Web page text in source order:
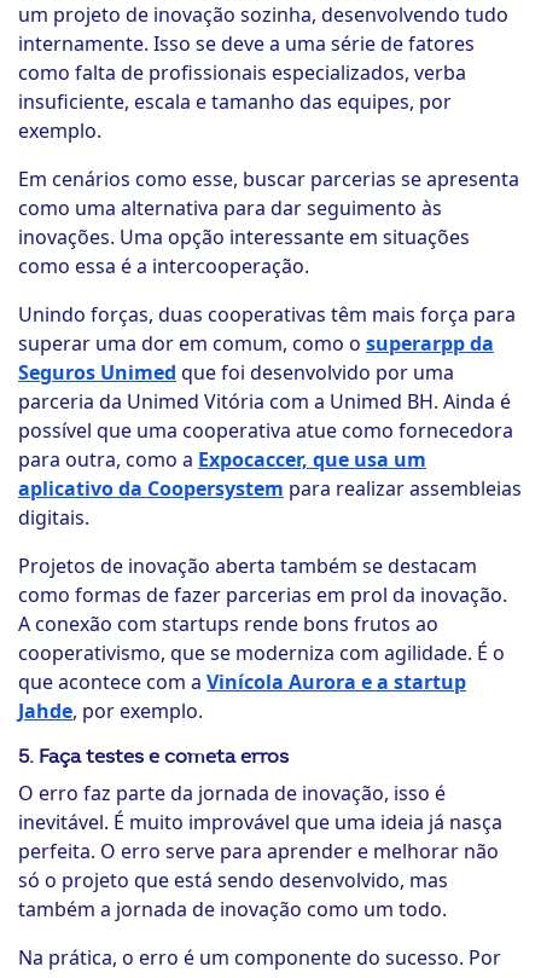
um projeto de inovação sozinha, desenvolvendo tudo
internamente. Isso se deve a uma série de fatores
como falta de profissionais especializados, verba
insuficiente, escala e tamanho das equipes, por
exemplo.
Em cenários como esse, buscar parcerias se apresenta
como uma alternativa para dar seguimento às
inovações. Uma opção interessante em situações
como essa é a intercooperação.
Unindo forças, duas cooperativas têm mais força para
superar uma dor em comum, como o superarpp da
Seguros Unimed que foi desenvolvido por uma
parceria da Unimed Vitória com a Unimed BH. Ainda é
possível que uma cooperativa atue como fornecedora
para outra, como a Expocaccer, que usa um
aplicativo da Coopersystem para realizar assembleias
digitais.
Projetos de inovação aberta também se destacam
como formas de fazer parcerias em prol da inovação.
A conexão com startups rende bons frutos ao
cooperativismo, que se moderniza com agilidade. É o
que acontece com a Vinícola Aurora e a startup
Jahde, por exemplo.
5. Faça testes e cometa erros
O erro faz parte da jornada de inovação, isso é
inevitável. É muito improvável que uma ideia já nasça
perfeita. O erro serve para aprender e melhorar não
só o projeto que está sendo desenvolvido, mas
também a jornada de inovação como um todo.
Na prática, o erro é um componente do sucesso. Por